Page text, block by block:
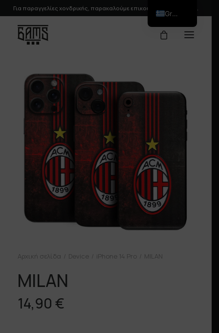
Για παραγγελίες χονδρικής, παρακαλούμε επικοινωνήστε μαζί μας.
Αρχική σελίδα Device iPhone 14 Pro MILAN
MILAN
14,90 €
Greek